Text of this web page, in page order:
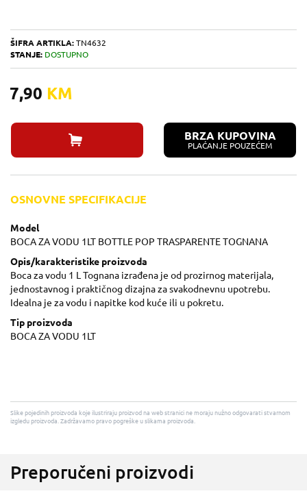
ŠIFRA ARTIKLA: TN4632
STANJE: DOSTUPNO
7,90 KM
BRZA KUPOVINA
PLAĆANJE POUZEĆEM
OSNOVNE SPECIFIKACIJE
Model
BOCA ZA VODU 1LT BOTTLE POP TRASPARENTE TOGNANA
Opis/karakteristike proizvoda
Boca za vodu 1 L Tognana izrađena je od prozirnog materijala,
jednostavnog i praktičnog dizajna za svakodnevnu upotrebu.
Idealna je za vodu i napitke kod kuće ili u pokretu.
Tip proizvoda
BOCA ZA VODU 1LT
Slike pojedinih proizvoda koje ilustriraju proizvod na web stranici ne moraju nužno odgovarati stvarnom
izgledu proizvoda. Zadržavamo pravo pogreške u slikama proizvoda.
Preporučeni proizvodi